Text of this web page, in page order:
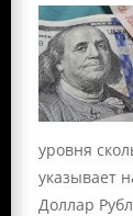
уровня
указывает
Доллар